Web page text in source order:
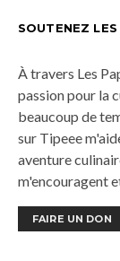
SOUTENEZ
À travers Les
passion pour la
beaucoup de
sur Tipeee
aventure
m'encouragent
FAIRE UN DON